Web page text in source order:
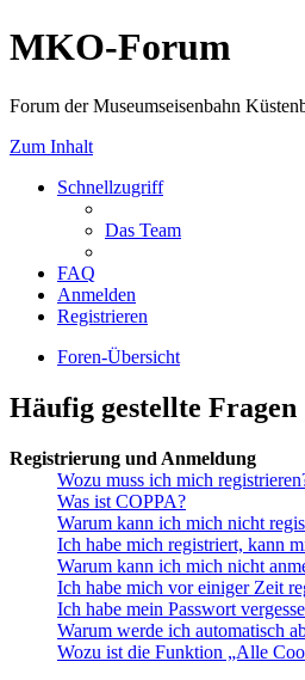
MKO-Forum
Forum der Museumseisenbahn
Zum Inhalt
Schnellzugriff
Das Team
FAQ
Anmelden
Registrieren
Foren-Übersicht
Häufig gestellte Fragen
Registrierung und Anmeldung
Wozu muss ich mich
Was ist COPPA?
Warum kann ich mich nicht
Ich habe mich registriert, kann
Warum kann ich mich nicht
Ich habe mich vor einiger Zeit
Ich habe mein Passwort
Warum werde ich automatisch
Wozu ist die Funktion „Alle